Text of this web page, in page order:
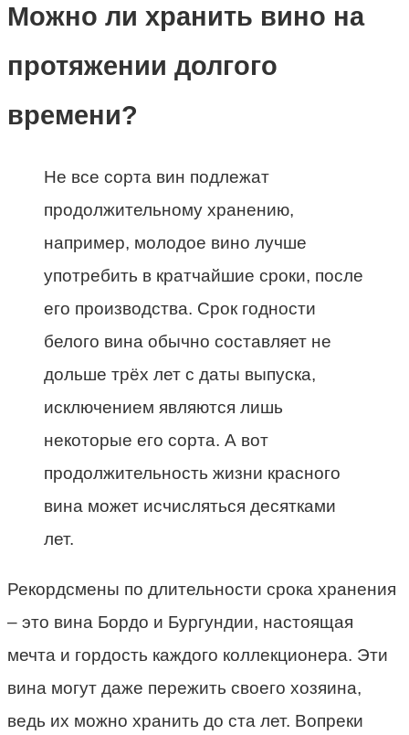
Можно ли хранить вино на
протяжении долгого
времени?
Не все сорта вин подлежат
продолжительному хранению,
например, молодое вино лучше
употребить в кратчайшие сроки, после
его производства. Срок годности
белого вина обычно составляет не
дольше трёх лет с даты выпуска,
исключением являются лишь
некоторые его сорта. А вот
продолжительность жизни красного
вина может исчисляться десятками
лет.
Рекордсмены по длительности срока хранения
– это вина Бордо и Бургундии, настоящая
мечта и гордость каждого коллекционера. Эти
вина могут даже пережить своего хозяина,
ведь их можно хранить до ста лет. Вопреки